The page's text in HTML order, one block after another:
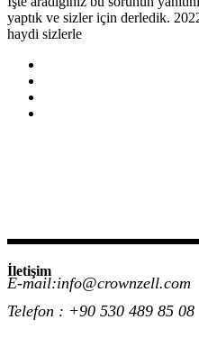
yaptık ve sizler için derledik.
haydi sizlerle
İletişim
E-mail:info@crownzell.com
Telefon : +90 530 489 85 08